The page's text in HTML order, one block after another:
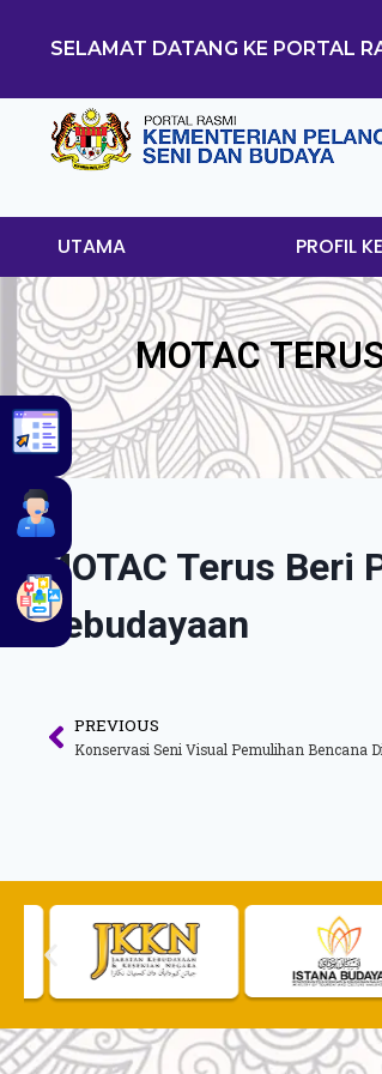
SELAMAT DATANG KE PORTAL
UTAMA PROFIL
MOTAC
MOTAC Terus Beri
Kebudayaan
PREVIOUS
Konservasi Seni Visual Pemulihan Bencana